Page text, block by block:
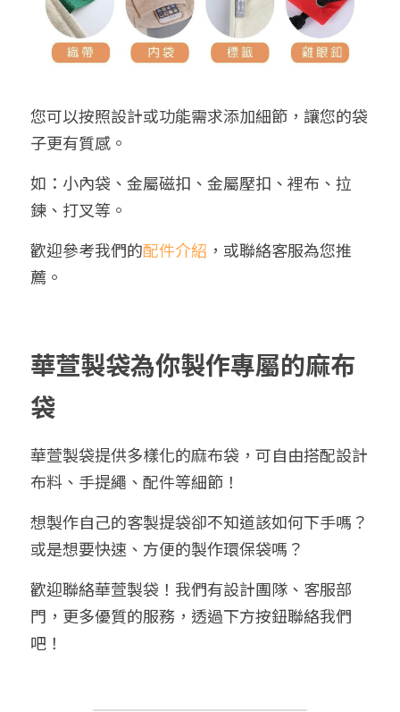
您可以按照設計或功能需求添加細節，讓您的袋
子更有質感。
如：小內袋、金屬磁扣、金屬壓扣、裡布、拉
鍊、打叉等。
歡迎參考我們的配件介紹 ，或聯絡客服為您推
薦。
華萱製袋為你製作專屬的麻布
袋
華萱製袋提供多樣化的麻布袋，可自由搭配設計
布料、手提繩、配件等細節！
想製作自己的客製提袋卻不知道該如何下手嗎？
或是想要快速、方便的製作環保袋嗎？
歡迎聯絡華萱製袋！我們有設計團隊、客服部
門，更多優質的服務，透過下方按鈕聯絡我們
吧！